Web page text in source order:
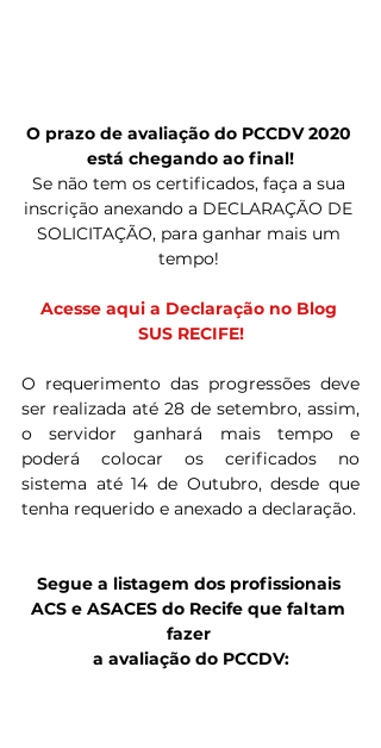
O prazo de avaliação do PCCDV 2020
está chegando ao final!
Se não tem os certificados, faça a sua
inscrição anexando a DECLARAÇÃO DE
SOLICITAÇÃO, para ganhar mais um
tempo!
Acesse aqui a Declaração no Blog
SUS RECIFE!
O requerimento das progressões deve
ser realizada até 28 de setembro, assim,
o servidor ganhará mais tempo e
poderá colocar os cerificados no
sistema até 14 de Outubro, desde que
Segue a listagem dos profissionais
ACS e ASACES do Recife que faltam
fazer
a avaliação do PCCDV: